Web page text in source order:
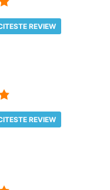
REVIEW
REVIEW